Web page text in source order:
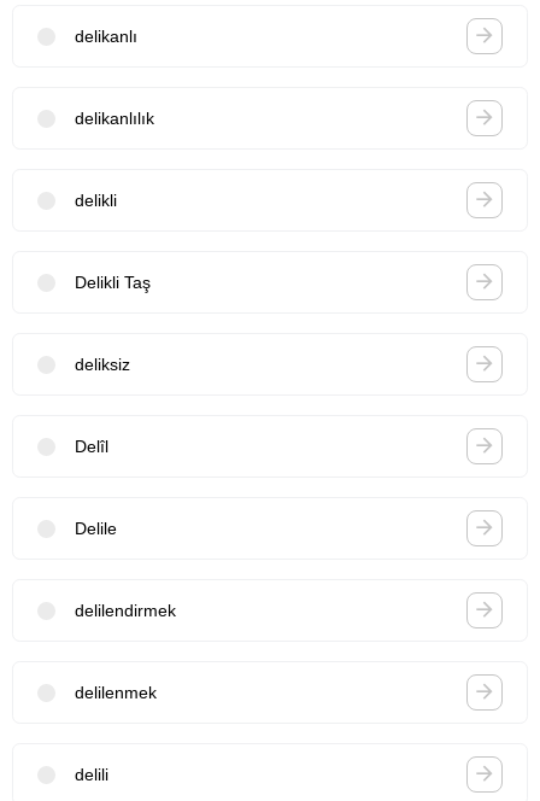
delikanlı
delikanlılık
delikli
Delikli Taş
deliksiz
Delîl
Delile
delilendirmek
delilenmek
delili